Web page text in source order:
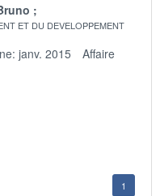
ET DU DEVELOPPEMENT
janv. 2015
Affaire
1